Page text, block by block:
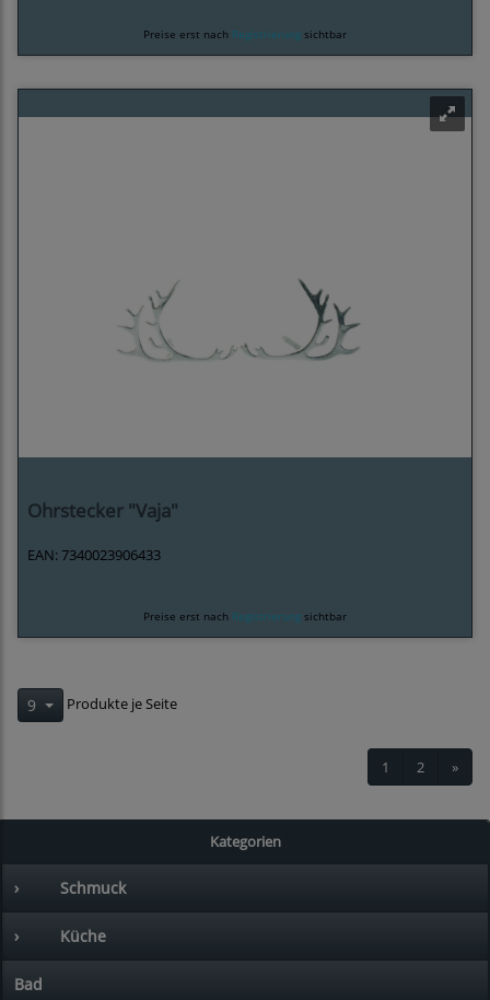
Kategorien
› Schmuck
› Küche
Bad
Preise erst nach Registrierung sichtbar
Ohrstecker "Vaja"
EAN: 7340023906433
Preise erst nach Registrierung sichtbar
9 Produkte je Seite
1 2 »